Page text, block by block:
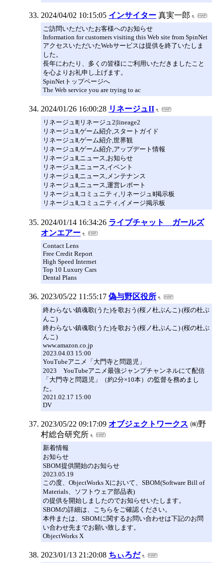
2024/04/02 10:15:05 インサイター 真実一郎
ご訪問いただいたお客様へのお知らせ
Information for customers visiting this Web site from SpinNet
アクセスいただいたWebサービスは提供を終了いたしま
した。
長年にわたり、多くの皆様にご利用いただきましたこと
を心よりお礼申し上げます。
SpinNetトップページへ
The Web service you are trying to ac
2024/01/26 16:00:28 リネージュII
リネージュⅡ|リネージュ2|lineage2
リネージュⅡ,ゲーム紹介,スタートガイド
リネージュⅡ,ゲーム紹介,世界観
リネージュⅡ,ゲーム紹介,アップデート情報
リネージュⅡ,ニュース,お知らせ
リネージュⅡ,ニュース,イベント
リネージュⅡ,ニュース,メンテナンス
リネージュⅡ,ニュース,運営レポート
リネージュⅡ,コミュニティ,リネージュⅡ掲示板
リネージュⅡ,コミュニティ,イメージ掲示板
2024/01/14 16:34:26 ライブチャット ガールズ
オンエアー
Contact Lens
Free Credit Report
High Speed Internet
Top 10 Luxury Cars
Dental Plans
2023/05/22 11:55:17 偽与野区役所
終わらない鎮魂歌(うた)を歌おう(桜ノ杜ぶんこ) (桜の杜ぶ
んこ)
終わらない鎮魂歌(うた)を歌おう(桜ノ杜ぶんこ) (桜の杜ぶ
んこ)
www.amazon.co.jp
2023.04.03 15:00
YouTubeアニメ「大門寺と問題児」
2023 YouTubeアニメ最強ジャンプチャンネルにて配信
「大門寺と問題児」（約2分×10本）の監督を務めまし
た。
2021.02.17 15:00
DV
2023/05/22 09:17:09 オブジェクトワークス ㈱野
村総合研究所
新着情報
お知らせ
SBOM提供開始のお知らせ
2023.05.19
この度、ObjectWorks Xにおいて、SBOM(Software Bill of
Materials、ソフトウェア部品表)
の提供を開始しましたのでお知らせいたします。
SBOMの詳細は、こちらをご確認ください。
本件または、SBOMに関するお問い合わせは下記のお問
い合わせ先までお願い致します。
ObjectWorks X
2023/01/13 21:20:08 ちぃろだ